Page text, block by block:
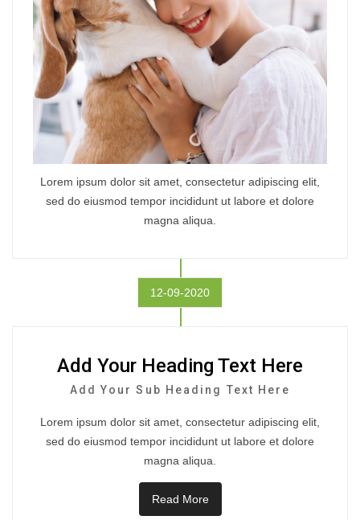
Lorem ipsum dolor sit amet, consectetur adipiscing elit,
sed do eiusmod tempor incididunt ut labore et dolore
magna aliqua.
12-09-2020
Add Your Heading Text Here
Add Your Sub Heading Text Here
Lorem ipsum dolor sit amet, consectetur adipiscing elit,
sed do eiusmod tempor incididunt ut labore et dolore
magna aliqua.
Read More